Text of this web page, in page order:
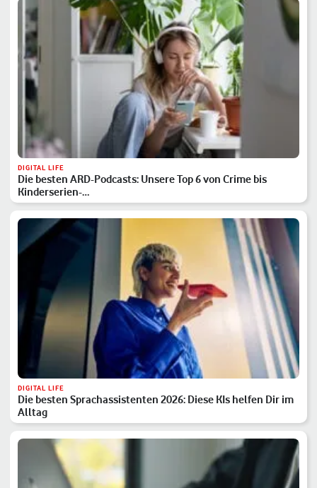
DIGITAL LIFE
Die besten ARD-Podcasts: Unsere Top 6 von Crime bis
Kinderserien-…
DIGITAL LIFE
Die besten Sprachassistenten 2026: Diese KIs helfen Dir im
Alltag